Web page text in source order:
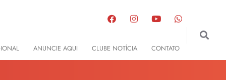
ANUNCIE AQUI CLUBE NOTÍCIA CONTATO